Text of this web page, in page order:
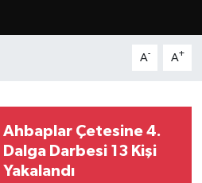
A- A+
Ahbaplar Çetesine 4.
Dalga Darbesi 13 Kişi
Yakalandı